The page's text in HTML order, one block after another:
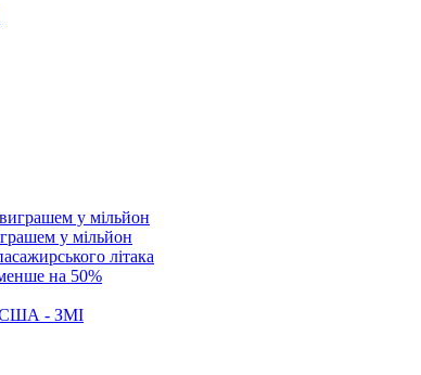
у мільйон
літака
на 50%
США - ЗМІ